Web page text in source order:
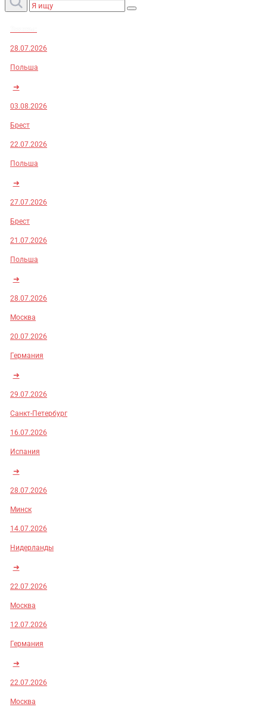
28.07.2026
Польша
➜
03.08.2026
Брест
22.07.2026
Польша
➜
27.07.2026
Брест
21.07.2026
Польша
➜
28.07.2026
Москва
20.07.2026
Германия
➜
29.07.2026
Санкт-Петербург
16.07.2026
Испания
➜
28.07.2026
Минск
14.07.2026
Нидерланды
➜
22.07.2026
Москва
12.07.2026
Германия
➜
22.07.2026
Москва